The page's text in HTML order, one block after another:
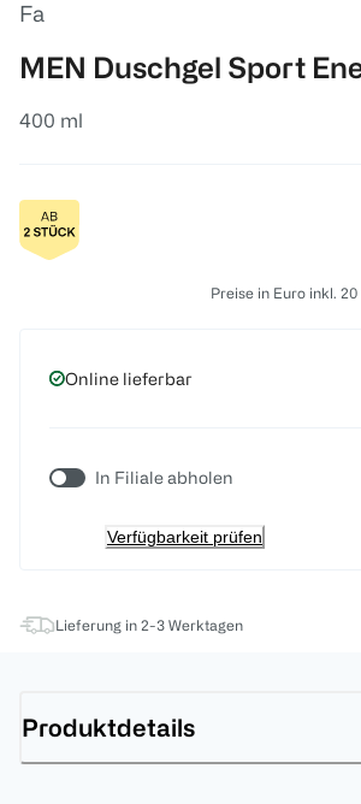
Fa
MEN Duschgel Sport
400 ml
Preise in Euro inkl.
Online lieferbar
In Filiale abholen
Verfügbarkeit prüfen
Lieferung in 2-3 Werktagen
Produktdetails